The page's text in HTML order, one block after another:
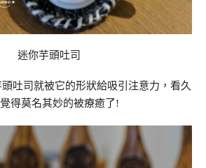
迷你芋頭吐司
吐司就被它的形狀給吸引注意力，看久
得莫名其妙的被療癒了!